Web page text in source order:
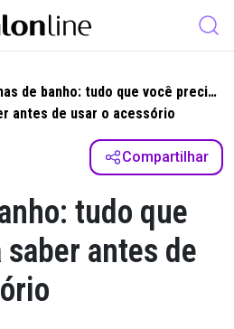
de banho: tudo que você precisa
antes de usar o acessório
Compartilhar
tudo que
antes de